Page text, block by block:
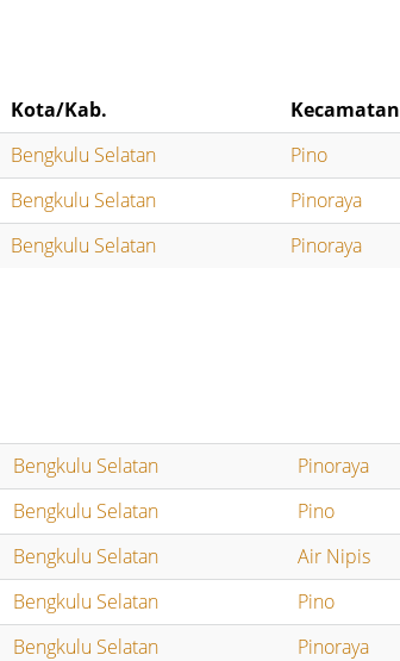
Kota/Kab. Kecamatan
Bengkulu Selatan Pino
Bengkulu Selatan Pinoraya
Bengkulu Selatan Pinoraya
Bengkulu Selatan Pinoraya
Bengkulu Selatan Pino
Bengkulu Selatan Air Nipis
Bengkulu Selatan Pino
Bengkulu Selatan Pinoraya